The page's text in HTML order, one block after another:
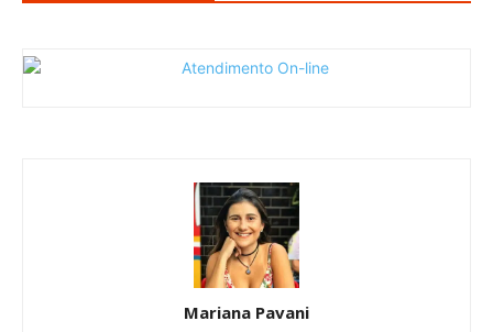
Mariana Pavani